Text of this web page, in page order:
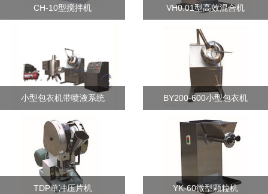
CH-10型搅拌机 VH0.01型高效混合机
小型包衣机带喷液系统 BY200-600小型包衣机
TDP单冲压片机 YK-60微型颗粒机